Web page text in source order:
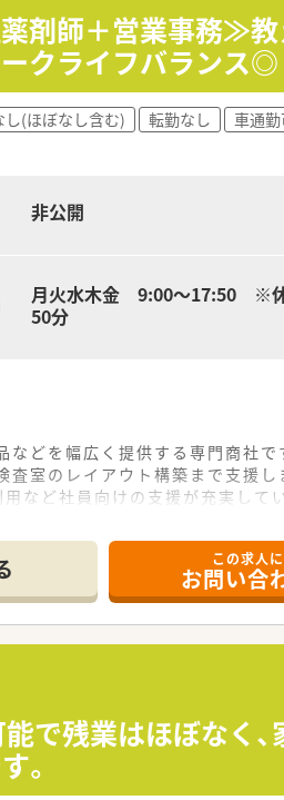
剤師＋営業事務≫教
クライフバランス◎
し(ほぼなし含む) 転勤なし 車通
非公開
月火水木金 9:00～17:50 ※
50分
どを幅広く提供する専門商社で
室のレイアウト構築まで支援し
など社員向けの支援が充実してい
科学分野の発展を通じて社会貢献
製品の選定や省エネ推進に努め
な情報を提供し、研究現場を支
い温度管理と迅速な配送を実現
院や大学、研究機関と幅広く取
謝」の精神で顧客満足を追求して
この求人に
お問い合
で残業はほぼなく
。